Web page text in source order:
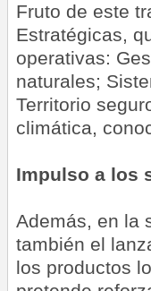
Fruto de este
Estratégicas,
operativas:
naturales;
Territorio
climática,
Impulso a los
Además, en la
también el
los productos